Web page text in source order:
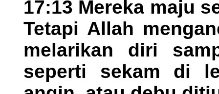
17:13 Mereka maju
Tetapi Allah
melarikan diri
seperti sekam di